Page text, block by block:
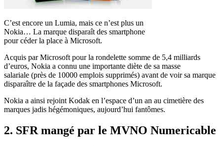
C’est encore un Lumia, mais ce n’est plus un
Nokia… La marque disparaît des smartphone
pour céder la place à Microsoft.
Acquis par Microsoft pour la rondelette somme de 5,4 milliards
d’euros, Nokia a connu une importante diète de sa masse
salariale (près de 10000 emplois supprimés) avant de voir sa marque
disparaître de la façade des smartphones Microsoft.
Nokia a ainsi rejoint Kodak en l’espace d’un an au cimetière des
marques jadis hégémoniques, aujourd’hui fantômes.
2. SFR mangé par le MVNO Numericable